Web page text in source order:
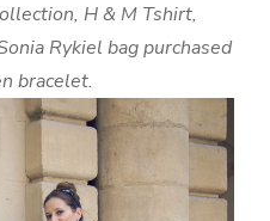
H & M Tshirt,
Rykiel bag purchased
bracelet.